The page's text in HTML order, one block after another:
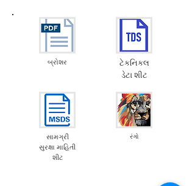
બ્રોશર
સામગ્રી
સુરક્ષા માહિતી
શીટ
ટેકનિકલ
ડેટા શીટ
રંગો